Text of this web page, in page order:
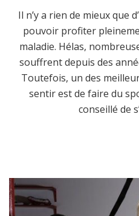
Il n’y a rien de mieux que
pouvoir profiter
maladie. Hélas,
souffrent depuis des
Toutefois, un des
sentir est de faire du
conseillé de